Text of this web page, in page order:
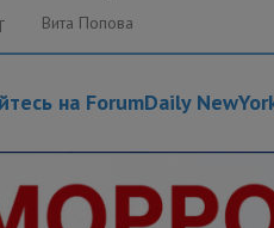
Вита Попова
на ForumDaily